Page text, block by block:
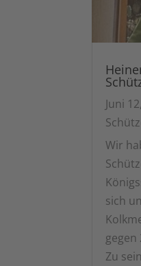
Juni
Wir
sich
Zu